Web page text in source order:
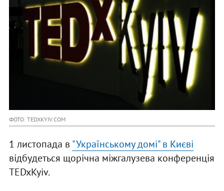
ФОТО: TEDXKYIV.COM
1 листопада в "Українському домі" в Києві
відбудеться щорічна міжгалузева конференція
TEDxKyiv.